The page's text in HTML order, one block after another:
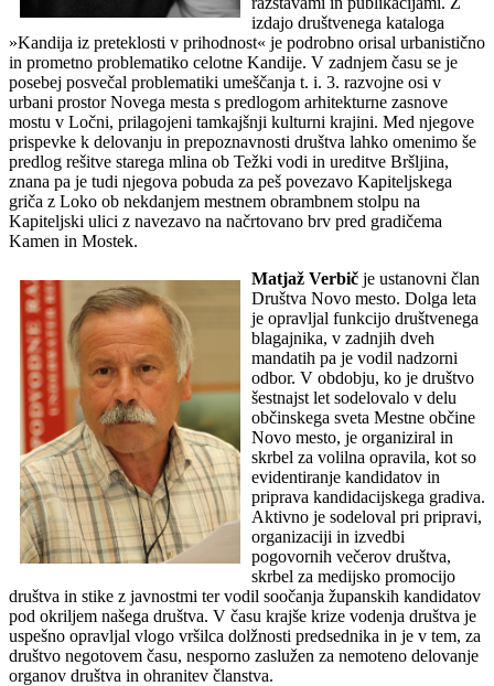
izdajo društvenega kataloga
»Kandija iz preteklosti v prihodnost« je podrobno orisal urbanistično
in prometno problematiko celotne Kandije. V zadnjem času se je
posebej posvečal problematiki umeščanja t. i. 3. razvojne osi v
urbani prostor Novega mesta s predlogom arhitekturne zasnove
mostu v Ločni, prilagojeni tamkajšnji kulturni krajini. Med njegove
prispevke k delovanju in prepoznavnosti društva lahko omenimo še
predlog rešitve starega mlina ob Težki vodi in ureditve Bršljina,
znana pa je tudi njegova pobuda za peš povezavo Kapiteljskega
griča z Loko ob nekdanjem mestnem obrambnem stolpu na
Kapiteljski ulici z navezavo na načrtovano brv pred gradičema
Kamen in Mostek.
Matjaž Verbič je ustanovni član
Društva Novo mesto. Dolga leta
je opravljal funkcijo društvenega
blagajnika, v zadnjih dveh
mandatih pa je vodil nadzorni
odbor. V obdobju, ko je društvo
šestnajst let sodelovalo v delu
občinskega sveta Mestne občine
Novo mesto, je organiziral in
skrbel za volilna opravila, kot so
evidentiranje kandidatov in
priprava kandidacijskega gradiva.
Aktivno je sodeloval pri pripravi,
organizaciji in izvedbi
pogovornih večerov društva,
skrbel za medijsko promocijo
društva in stike z javnostmi ter vodil soočanja županskih kandidatov
pod okriljem našega društva. V času krajše krize vodenja društva je
uspešno opravljal vlogo vršilca dolžnosti predsednika in je v tem, za
društvo negotovem času, nesporno zaslužen za nemoteno delovanje
organov društva in ohranitev članstva.